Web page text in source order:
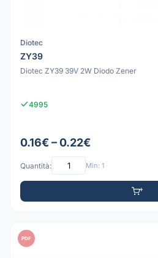
Diotec
ZY39
Diotec ZY39 39V 2W Diodo Zener
4995
0.16€ – 0.22€
Quantità: Min: 1
PDF